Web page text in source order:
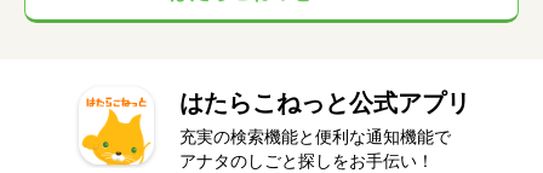
はたらこねっと公式アプリ
充実の検索機能と便利な通知機能で
アナタのしごと探しをお手伝い！